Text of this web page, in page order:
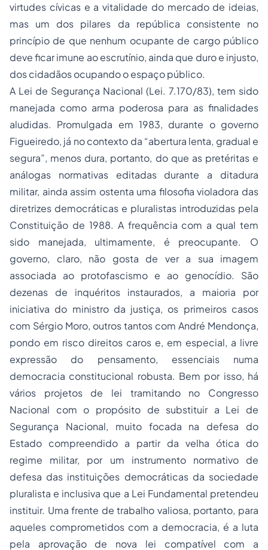
virtudes cívicas e a vitalidade do mercado de ideias,
mas um dos pilares da república consistente no
princípio de que nenhum ocupante de cargo público
deve ficar imune ao escrutínio, ainda que duro e injusto,
dos cidadãos ocupando o espaço público.
A Lei de Segurança Nacional (Lei. 7.170/83), tem sido
manejada como arma poderosa para as finalidades
aludidas. Promulgada em 1983, durante o governo
Figueiredo, já no contexto da “abertura lenta, gradual e
segura”, menos dura, portanto, do que as pretéritas e
análogas normativas editadas durante a ditadura
militar, ainda assim ostenta uma filosofia violadora das
diretrizes democráticas e pluralistas introduzidas pela
Constituição de 1988. A frequência com a qual tem
sido manejada, ultimamente, é preocupante. O
governo, claro, não gosta de ver a sua imagem
associada ao protofascismo e ao genocídio. São
dezenas de inquéritos instaurados, a maioria por
iniciativa do ministro da justiça, os primeiros casos
com Sérgio Moro, outros tantos com André Mendonça,
pondo em risco direitos caros e, em especial, a livre
expressão do pensamento, essenciais numa
democracia constitucional robusta. Bem por isso, há
vários projetos de lei tramitando no Congresso
Nacional com o propósito de substituir a Lei de
Segurança Nacional, muito focada na defesa do
Estado compreendido a partir da velha ótica do
regime militar, por um instrumento normativo de
defesa das instituições democráticas da sociedade
pluralista e inclusiva que a Lei Fundamental pretendeu
instituir. Uma frente de trabalho valiosa, portanto, para
aqueles comprometidos com a democracia, é a luta
pela aprovação de nova lei compatível com a